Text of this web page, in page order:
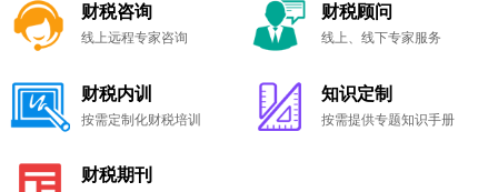
财税咨询
线上远程专家咨询
财税顾问
线上、线下专家服务
财税内训
按需定制化财税培训
知识定制
按需提供专题知识手册
财税期刊